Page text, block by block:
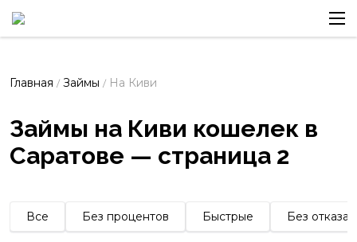
Главная / Займы / На Киви
Займы на Киви кошелек в
Саратове — страница 2
Все Без процентов Быстрые Без отказа